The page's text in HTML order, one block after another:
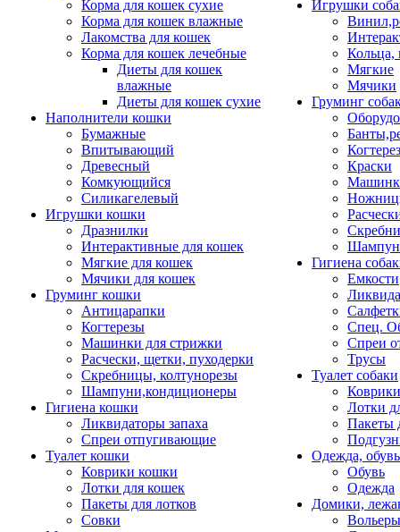
Корма для кошек сухие
Корма для кошек влажные
Лакомства для кошек
Корма для кошек лечебные
Диеты для кошек
влажные
Диеты для кошек сухие
Наполнители кошки
Бумажные
Впитывающий
Древесный
Комкующийся
Силикагелевый
Игрушки кошки
Дразнилки
Интерактивные для кошек
Мягкие для кошек
Мячики для кошек
Груминг кошки
Антицарапки
Когтерезы
Машинки для стрижки
Расчески, щетки, пуходерки
Скребницы, колтунорезы
Шампуни,кондиционеры
Гигиена кошки
Ликвидаторы запаха
Спреи отпугивающие
Туалет кошки
Коврики кошки
Лотки для кошек
Пакеты для лотков
Совки
Игрушки
Кольца,
Мягкие
Мячики
Груминг
Краски
Гигиена
Емкости
Спец.
Спреи
Трусы
Туалет собаки
Коврики
Лотки
Пакеты
Одежда, обувь
Обувь
Одежда
Домики,